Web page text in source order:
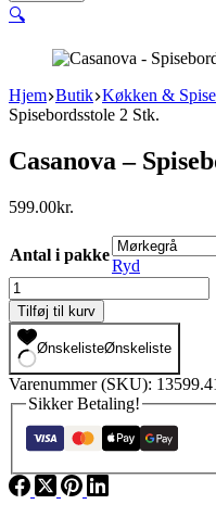
🔍
Hjem Butik Køkken &
Spisebordsstole 2 Stk.
Casanova –
599.00kr.
Antal i pakke
Ryd
Casanova
-
Spisebordsstole
Stk.
antal
Tilføj til kurv
ØnskelisteØnskeliste
Varenummer (SKU):
Sikker Betaling!